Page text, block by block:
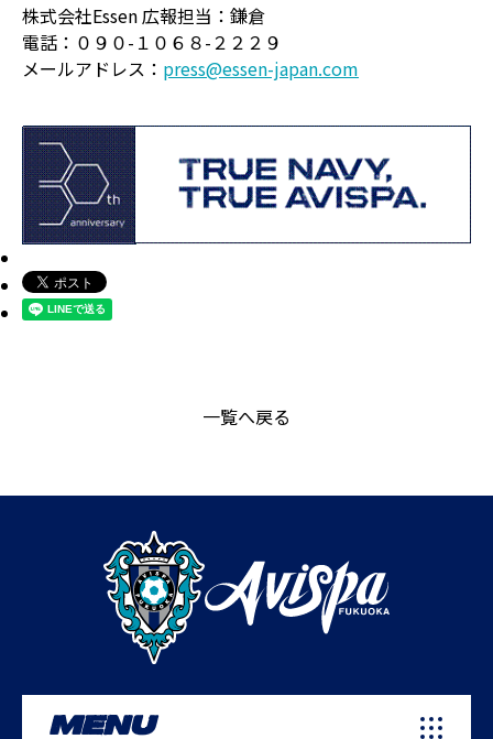
株式会社Essen 広報担当：鎌倉
電話：０９０-１０６８-２２２９
メールアドレス： press@essen-japan.com
一覧へ戻る
MENU